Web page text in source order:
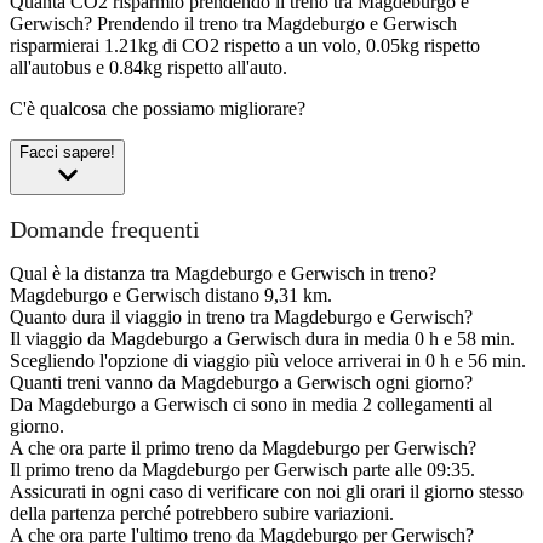
Gerwisch? Prendendo il treno tra Magdeburgo e Gerwisch
risparmierai 1.21kg di CO2 rispetto a un volo, 0.05kg rispetto
all'autobus e 0.84kg rispetto all'auto.
C'è qualcosa che possiamo migliorare?
Facci sapere!
Domande frequenti
Qual è la distanza tra Magdeburgo e Gerwisch in treno?
Magdeburgo e Gerwisch distano 9,31 km.
Quanto dura il viaggio in treno tra Magdeburgo e Gerwisch?
Il viaggio da Magdeburgo a Gerwisch dura in media 0 h e 58 min.
Scegliendo l'opzione di viaggio più veloce arriverai in 0 h e 56 min.
Quanti treni vanno da Magdeburgo a Gerwisch ogni giorno?
Da Magdeburgo a Gerwisch ci sono in media 2 collegamenti al
giorno.
A che ora parte il primo treno da Magdeburgo per Gerwisch?
Il primo treno da Magdeburgo per Gerwisch parte alle 09:35.
Assicurati in ogni caso di verificare con noi gli orari il giorno stesso
della partenza perché potrebbero subire variazioni.
A che ora parte l'ultimo treno da Magdeburgo per Gerwisch?